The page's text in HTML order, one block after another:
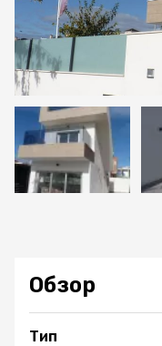
Обзор
Тип